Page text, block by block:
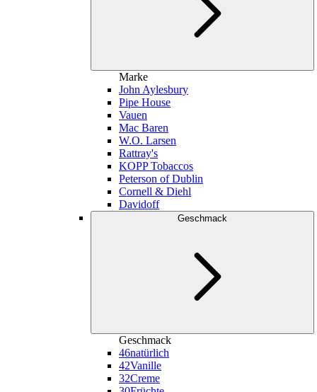
Marke
John Aylesbury
Pipe House
Vauen
Mac Baren
W.O. Larsen
Rattray's
KOPP Tobaccos
Peterson of Dublin
Cornell & Diehl
Davidoff
Geschmack
Geschmack
46natürlich
42Vanille
32Creme